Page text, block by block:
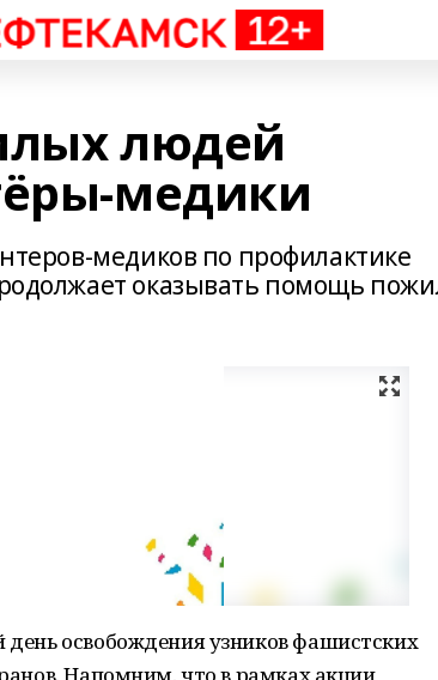
людей
медики
медиков по профилактике
оказывать помощь
освобождения узников фашистских